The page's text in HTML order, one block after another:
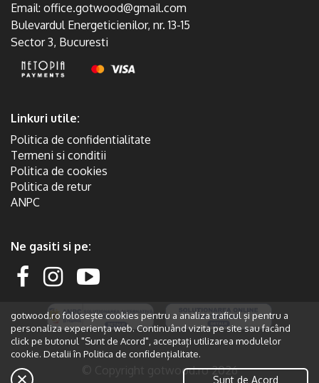
gotwood.ro folosește cookies pentru a analiza traficul și pentru a
personaliza experiența web. Continuând vizita pe site sau facând
click pe butonul "Sunt de Acord", acceptați utilizarea modulelor
cookie. Detalii în Politica de confidențialitate.
Sunt de Acord
Email: office.gotwood@gmail.com
Bulevardul Energeticienilor, nr. 13-15
Sector 3, Bucuresti
Linkuri utile:
Politica de confidentialitate
Termeni si conditii
Politica de cookies
Politica de retur
ANPC
Ne gasiti si pe:
© Copyright gotwood.ro 2026